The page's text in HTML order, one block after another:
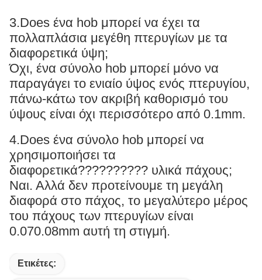
3.Does ένα hob μπορεί να έχει τα
πολλαπλάσια μεγέθη πτερυγίων με τα
διαφορετικά ύψη;
Όχι, ένα σύνολο hob μπορεί μόνο να
παραγάγει το ενιαίο ύψος ενός πτερυγίου,
πάνω-κάτω τον ακριβή καθορισμό του
ύψους είναι όχι περισσότερο από 0.1mm.
4.Does ένα σύνολο hob μπορεί να
χρησιμοποιήσει τα
διαφορετικά?????????? υλικά πάχους;
Ναι. Αλλά δεν προτείνουμε τη μεγάλη
διαφορά στο πάχος, το μεγαλύτερο μέρος
του πάχους των πτερυγίων είναι
0.070.08mm αυτή τη στιγμή.
Ετικέτες: